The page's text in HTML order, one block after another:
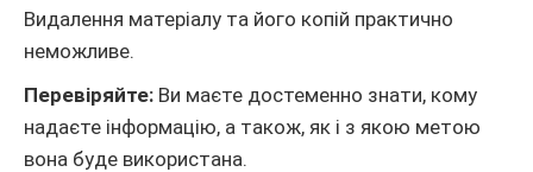
Видалення матеріалу та його копій практично
неможливе.
Перевіряйте: Ви маєте достеменно знати, кому
надаєте інформацію, а також, як і з якою метою
вона буде використана.